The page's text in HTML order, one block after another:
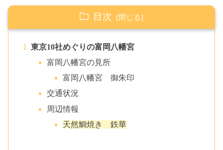
目次
東京10社めぐりの富岡八幡宮
富岡八幡宮の見所
富岡八幡宮 御朱印
交通状況
周辺情報
天然鯛焼き 鉄華